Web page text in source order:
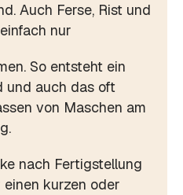
Auch Ferse, Rist und
nur
So entsteht ein
und auch das oft
von Maschen am
nach Fertigstellung
einen kurzen oder